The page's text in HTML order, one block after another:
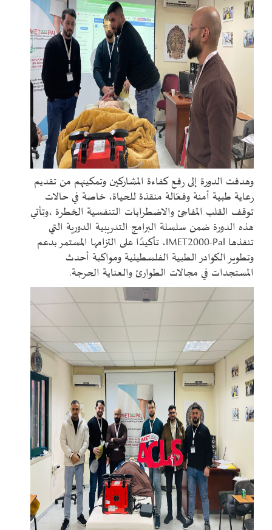
وهدفت الدورة إلى رفع كفاءة المشاركين وتمكينهم من تقديم
رعاية طبية آمنة وفعّالة منقذة للحياة، خاصة في حالات
توقف القلب المفاجئ والاضطرابات التنفسية الخطرة ،وتأتي
هذه الدورة ضمن سلسلة البرامج التدريبية الدورية التي
تنفذها IMET2000-Pal، تأكيدًا على التزامها المستمر بدعم
وتطوير الكوادر الطبية الفلسطينية ومواكبة أحدث
المستجدات في مجالات الطوارئ والعناية الحرجة.